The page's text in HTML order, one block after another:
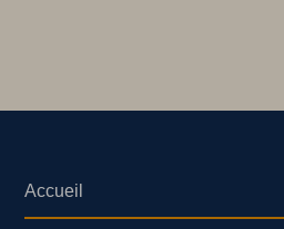
Accueil